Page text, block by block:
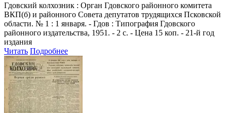
Гдовский колхозник : Орган Гдовского районного комитета
ВКП(б) и районного Совета депутатов трудящихся Псковской
области. № 1 : 1 января. - Гдов : Типография Гдовского
районного издательства, 1951. - 2 с. - Цена 15 коп. - 21-й год
издания
Читать Подробнее